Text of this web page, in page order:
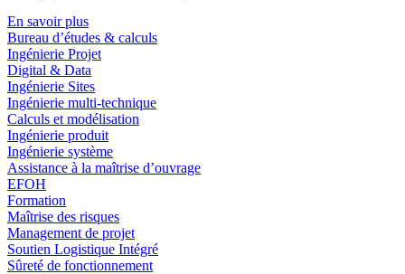
En savoir plus
Bureau d’études & calculs
Ingénierie Projet
Digital & Data
Ingénierie Sites
Ingénierie multi-technique
Calculs et modélisation
Ingénierie produit
Ingénierie système
Assistance à la maîtrise d’ouvrage
EFOH
Formation
Maîtrise des risques
Management de projet
Soutien Logistique Intégré
Sûreté de fonctionnement